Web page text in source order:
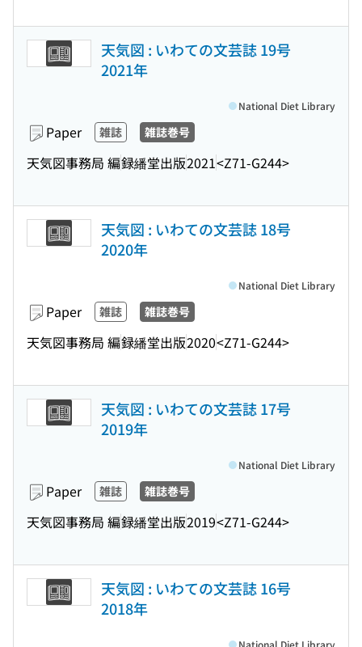
天気図 : いわての文芸誌 19号
2021年
Paper 雑誌 雑誌巻号
天気図事務局 編録繙堂出版2021<Z71-G244>
National Diet Library
天気図 : いわての文芸誌 18号
2020年
Paper 雑誌 雑誌巻号
天気図事務局 編録繙堂出版2020<Z71-G244>
National Diet Library
天気図 : いわての文芸誌 17号
2019年
Paper 雑誌 雑誌巻号
天気図事務局 編録繙堂出版2019<Z71-G244>
National Diet Library
天気図 : いわての文芸誌 16号
2018年
National Diet Library